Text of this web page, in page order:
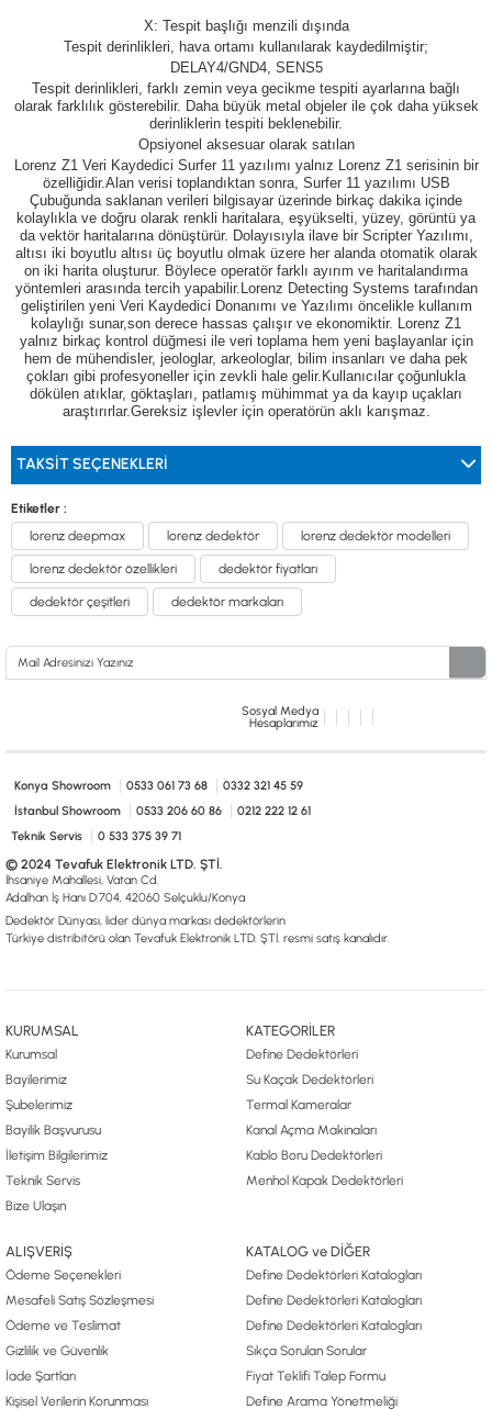
X: Tespit başlığı menzili dışında
Tespit derinlikleri, hava ortamı kullanılarak kaydedilmiştir;
DELAY4/GND4, SENS5
Tespit derinlikleri, farklı zemin veya gecikme tespiti ayarlarına bağlı
olarak farklılık gösterebilir. Daha büyük metal objeler ile çok daha yüksek
derinliklerin tespiti beklenebilir.
Opsiyonel aksesuar olarak satılan
Lorenz Z1 Veri Kaydedici Surfer 11 yazılımı yalnız Lorenz Z1 serisinin bir
özelliğidir.Alan verisi toplandıktan sonra, Surfer 11 yazılımı USB
Çubuğunda saklanan verileri bilgisayar üzerinde birkaç dakika içinde
kolaylıkla ve doğru olarak renkli haritalara, eşyükselti, yüzey, görüntü ya
da vektör haritalarına dönüştürür. Dolayısıyla ilave bir Scripter Yazılımı,
altısı iki boyutlu altısı üç boyutlu olmak üzere her alanda otomatik olarak
on iki harita oluşturur. Böylece operatör farklı ayırım ve haritalandırma
yöntemleri arasında tercih yapabilir.Lorenz Detecting Systems tarafından
geliştirilen yeni Veri Kaydedici Donanımı ve Yazılımı öncelikle kullanım
kolaylığı sunar,son derece hassas çalışır ve ekonomiktir. Lorenz Z1
yalnız birkaç kontrol düğmesi ile veri toplama hem yeni başlayanlar için
hem de mühendisler, jeologlar, arkeologlar, bilim insanları ve daha pek
çokları gibi profesyoneller için zevkli hale gelir.Kullanıcılar çoğunlukla
dökülen atıklar, göktaşları, patlamış mühimmat ya da kayıp uçakları
araştırırlar.Gereksiz işlevler için operatörün aklı karışmaz.
TAKSIT SEÇENEKLERI
Etiketler :
lorenz deepmax
lorenz dedektör lorenz dedektör modelleri
lorenz dedektör özellikleri dedektör fiyatları
dedektör çeşitleri dedektör markaları
Sosyal Medya
Hesaplarımız
Konya Showroom 0533 061 73 68
0332 321 45 59
İstanbul Showroom
0533 206 60 86
0212 222 12 61
Teknik Servis
0 533 375 39 71
© 2024 Tevafuk Elektronik LTD. ŞTİ.
İhsaniye Mahallesi, Vatan Cd.
Adalhan İş Hanı D:704, 42060 Selçuklu/Konya
Dedektör Dünyası, lider dünya markası dedektörlerin
Türkiye distribitörü olan Tevafuk Elektronik LTD. ŞTİ. resmi satış kanalıdır.
KURUMSAL
Kurumsal
Bayilerimiz
Şubelerimiz
Bayilik Başvurusu
İletişim Bilgilerimiz
Teknik Servis
Bize Ulaşın
KATEGORİLER
Define Dedektörleri
Su Kaçak Dedektörleri
Termal Kameralar
Kanal Açma Makinaları
Kablo Boru Dedektörleri
Menhol Kapak Dedektörleri
ALIŞVERİŞ
Ödeme Seçenekleri
Mesafeli Satış Sözleşmesi
Ödeme ve Teslimat
Gizlilik ve Güvenlik
İade Şartları
Kişisel Verilerin Korunması
KATALOG ve DİĞER
Define Dedektörleri Katalogları
Define Dedektörleri Katalogları
Define Dedektörleri Katalogları
Sıkça Sorulan Sorular
Fiyat Teklifi Talep Formu
Define Arama Yönetmeliği